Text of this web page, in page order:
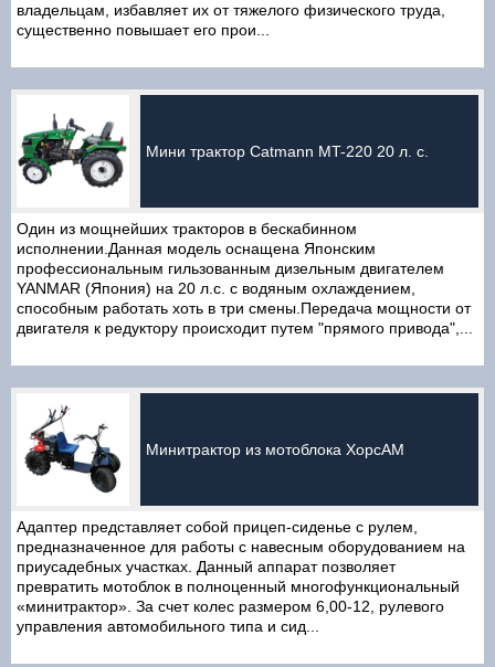
владельцам, избавляет их от тяжелого физического труда,
существенно повышает его прои...
Мини трактор Catmann MT-220 20 л. с.
Один из мощнейших тракторов в бескабинном
исполнении.Данная модель оснащена Японским
профессиональным гильзованным дизельным двигателем
YANMAR (Япония) на 20 л.с. с водяным охлаждением,
способным работать хоть в три смены.Передача мощности от
двигателя к редуктору происходит путем "прямого привода",...
Минитрактор из мотоблока ХорсАМ
Адаптер представляет собой прицеп-сиденье с рулем,
предназначенное для работы с навесным оборудованием на
приусадебных участках. Данный аппарат позволяет
превратить мотоблок в полноценный многофункциональный
«минитрактор». За счет колес размером 6,00-12, рулевого
управления автомобильного типа и сид...